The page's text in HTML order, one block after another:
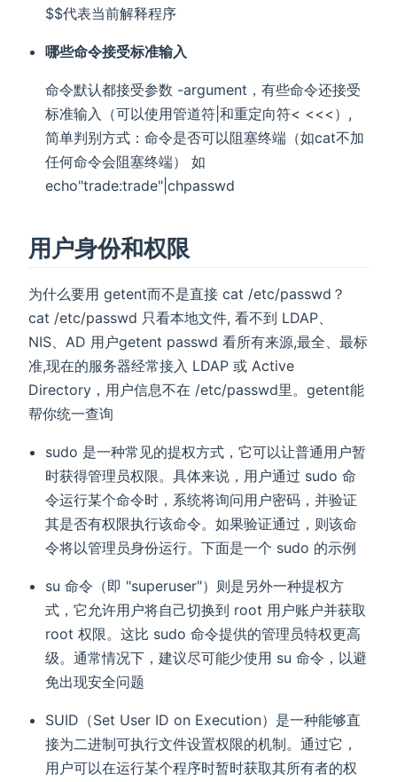
$$代表当前解释程序
哪些命令接受标准输入
命令默认都接受参数 -argument，有些命令还接受
标准输入（可以使用管道符|和重定向符< <<<）,
简单判别方式：命令是否可以阻塞终端（如cat不加
任何命令会阻塞终端） 如
echo"trade:trade"|chpasswd
用户身份和权限
为什么要用 getent而不是直接 cat /etc/passwd？
cat /etc/passwd 只看本地文件, 看不到 LDAP、
NIS、AD 用户​ getent passwd 看所有来源,最全、最标
准,现在的服务器经常接入 LDAP​ 或 Active
Directory，用户信息不在 /etc/passwd里。getent能
帮你统一查询
sudo 是一种常见的提权方式，它可以让普通用户暂
时获得管理员权限。具体来说，用户通过 sudo 命
令运行某个命令时，系统将询问用户密码，并验证
其是否有权限执行该命令。如果验证通过，则该命
令将以管理员身份运行。下面是一个 sudo 的示例
su 命令（即 "superuser"）则是另外一种提权方
式，它允许用户将自己切换到 root 用户账户并获取
root 权限。这比 sudo 命令提供的管理员特权更高
级。通常情况下，建议尽可能少使用 su 命令，以避
免出现安全问题
SUID（Set User ID on Execution）是一种能够直
接为二进制可执行文件设置权限的机制。通过它，
用户可以在运行某个程序时暂时获取其所有者的权